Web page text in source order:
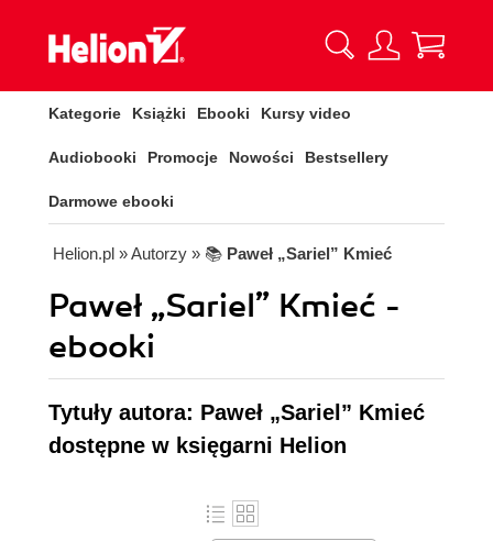
Kategorie Książki Ebooki Kursy video
Audiobooki Promocje Nowości Bestsellery
Darmowe ebooki
Helion.pl » Autorzy » 📚 Paweł „Sariel” Kmieć
Paweł „Sariel” Kmieć -
ebooki
Tytuły autora: Paweł „Sariel” Kmieć
dostępne w księgarni Helion